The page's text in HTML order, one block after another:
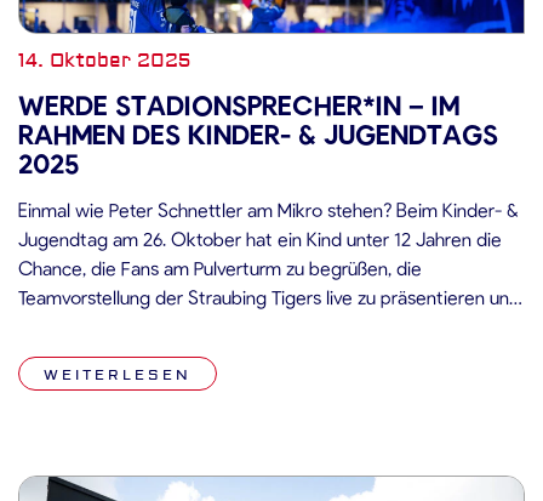
14. Oktober 2025
WERDE STADIONSPRECHER*IN – IM
RAHMEN DES KINDER- & JUGENDTAGS
2025
Einmal wie Peter Schnettler am Mikro stehen? Beim Kinder- &
Jugendtag am 26. Oktober hat ein Kind unter 12 Jahren die
Chance, die Fans am Pulverturm zu begrüßen, die
Teamvorstellung der Straubing Tigers live zu präsentieren und
mit 🎥 Video aufnehmen: Nehmen Sie ein […]
WEITERLESEN